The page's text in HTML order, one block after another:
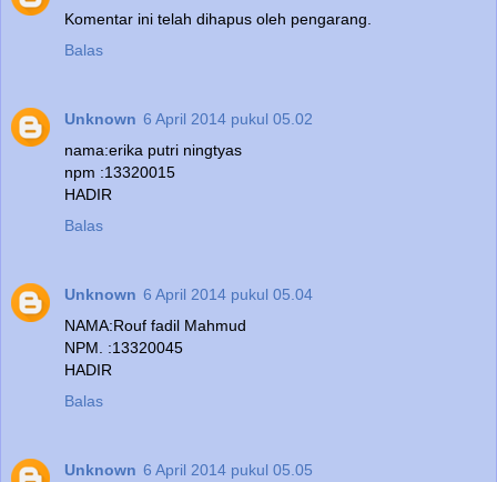
Komentar ini telah dihapus oleh pengarang.
Balas
Unknown 6 April 2014 pukul 05.02
nama:erika putri ningtyas
npm :13320015
HADIR
Balas
Unknown 6 April 2014 pukul 05.04
NAMA:Rouf fadil Mahmud
NPM. :13320045
HADIR
Balas
Unknown 6 April 2014 pukul 05.05